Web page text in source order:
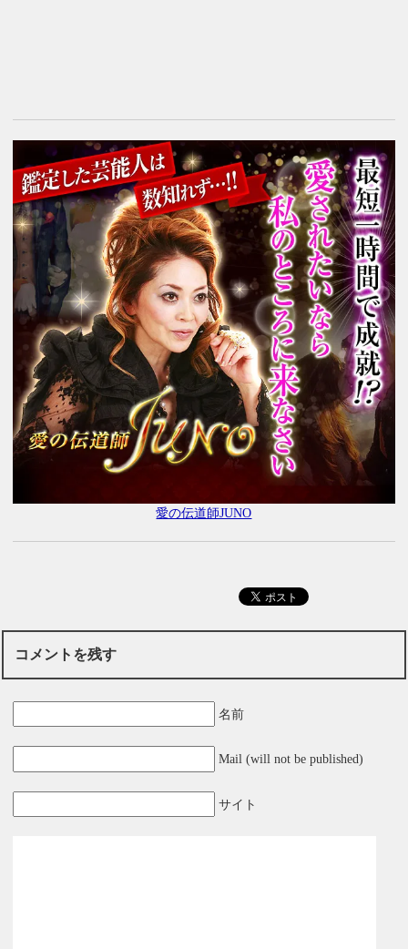
愛の伝道師JUNO
コメントを残す
名前
Mail (will not be published)
サイト